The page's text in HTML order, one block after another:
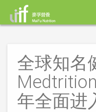
全球知名
年全面进